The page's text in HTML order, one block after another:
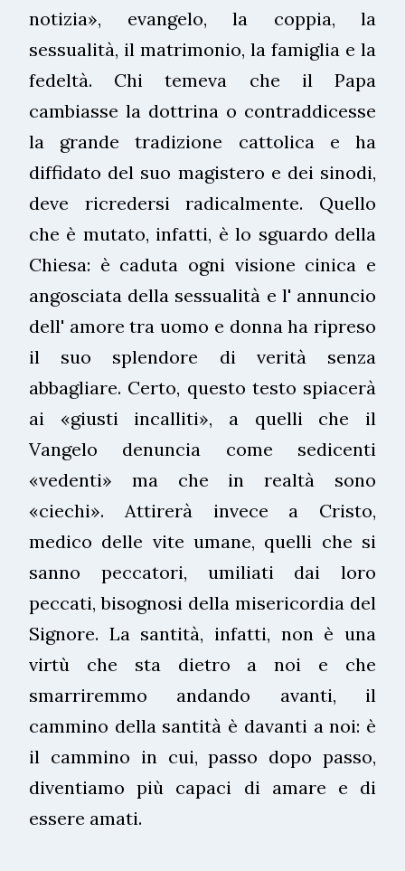
notizia», evangelo, la coppia, la
sessualità, il matrimonio, la famiglia e la
fedeltà. Chi temeva che il Papa
cambiasse la dottrina o contraddicesse
la grande tradizione cattolica e ha
diffidato del suo magistero e dei sinodi,
deve ricredersi radicalmente. Quello
che è mutato, infatti, è lo sguardo della
Chiesa: è caduta ogni visione cinica e
angosciata della sessualità e l' annuncio
dell' amore tra uomo e donna ha ripreso
il suo splendore di verità senza
abbagliare. Certo, questo testo spiacerà
ai «giusti incalliti», a quelli che il
Vangelo denuncia come sedicenti
«vedenti» ma che in realtà sono
«ciechi». Attirerà invece a Cristo,
medico delle vite umane, quelli che si
sanno peccatori, umiliati dai loro
peccati, bisognosi della misericordia del
Signore. La santità, infatti, non è una
virtù che sta dietro a noi e che
smarriremmo andando avanti, il
cammino della santità è davanti a noi: è
il cammino in cui, passo dopo passo,
diventiamo più capaci di amare e di
essere amati.